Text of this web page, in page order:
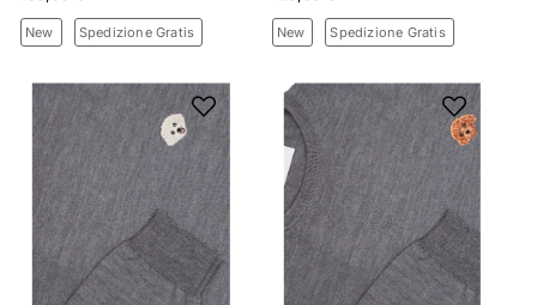
New Spedizione Gratis New Spedizione Gratis